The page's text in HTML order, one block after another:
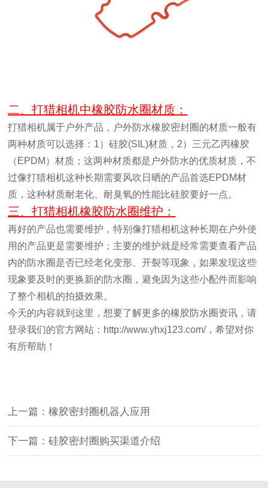
二、打猎相机中橡胶防水圈材质：
打猎相机属于户外产品，户外防水橡胶密封圈的材质一般有
两种材质可以选择：1）硅胶(SIL)材质，2）三元乙丙橡胶
（EPDM）材质；这两种材质都是户外防水的优质材质，不
过像打猎相机这种长期需要风吹日晒的产品首选EPDM材
质，这种材质耐老化、耐臭氧的性能比硅胶要好一点。
三、打猎相机橡胶防水圈维护：
再好的产品也需要维护，特别像打猎相机这种长期在户外使
用的产品更是需要维护；主要的维护就是经常需要查看产品
内的防水圈是否已经老化变形、开裂等现象，如果发现这些
现象要及时的更换新的防水圈，避免因为这些小配件而影响
了整个相机的拍摄效果。
今天的内容就到这里，想要了解更多的橡胶防水圈资讯，请
登录我们的官方网站：http://www.yhxj123.com/，希望对你
有所帮助！
上一篇：橡胶密封圈机器人应用
下一篇：硅胶密封圈购买渠道介绍